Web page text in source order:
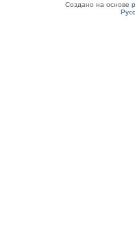
Создано на основе